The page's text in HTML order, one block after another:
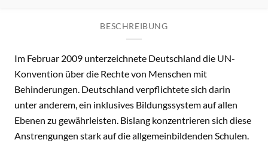
BESCHREIBUNG
Im Februar 2009 unterzeichnete Deutschland die UN-
Konvention über die Rechte von Menschen mit
Behinderungen. Deutschland verpflichtete sich darin
unter anderem, ein inklusives Bildungssystem auf allen
Ebenen zu gewährleisten. Bislang konzentrieren sich diese
Anstrengungen stark auf die allgemeinbildenden Schulen.